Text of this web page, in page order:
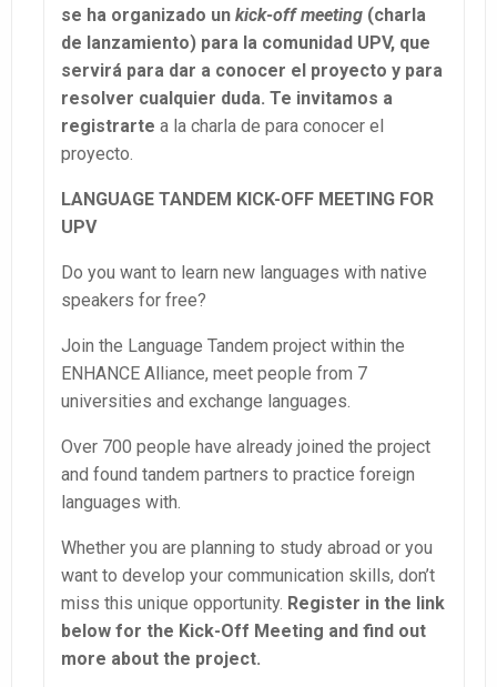
se ha organizado un kick-off meeting (charla
de lanzamiento) para la comunidad UPV, que
servirá para dar a conocer el proyecto y para
resolver cualquier duda. Te invitamos a
registrarte a la charla de para conocer el
proyecto.
LANGUAGE TANDEM KICK-OFF MEETING FOR
UPV
Do you want to learn new languages with native
speakers for free?
Join the Language Tandem project within the
ENHANCE Alliance, meet people from 7
universities and exchange languages.
Over 700 people have already joined the project
and found tandem partners to practice foreign
languages with.
Whether you are planning to study abroad or you
want to develop your communication skills, don’t
miss this unique opportunity. Register in the link
below for the Kick-Off Meeting and find out
more about the project.